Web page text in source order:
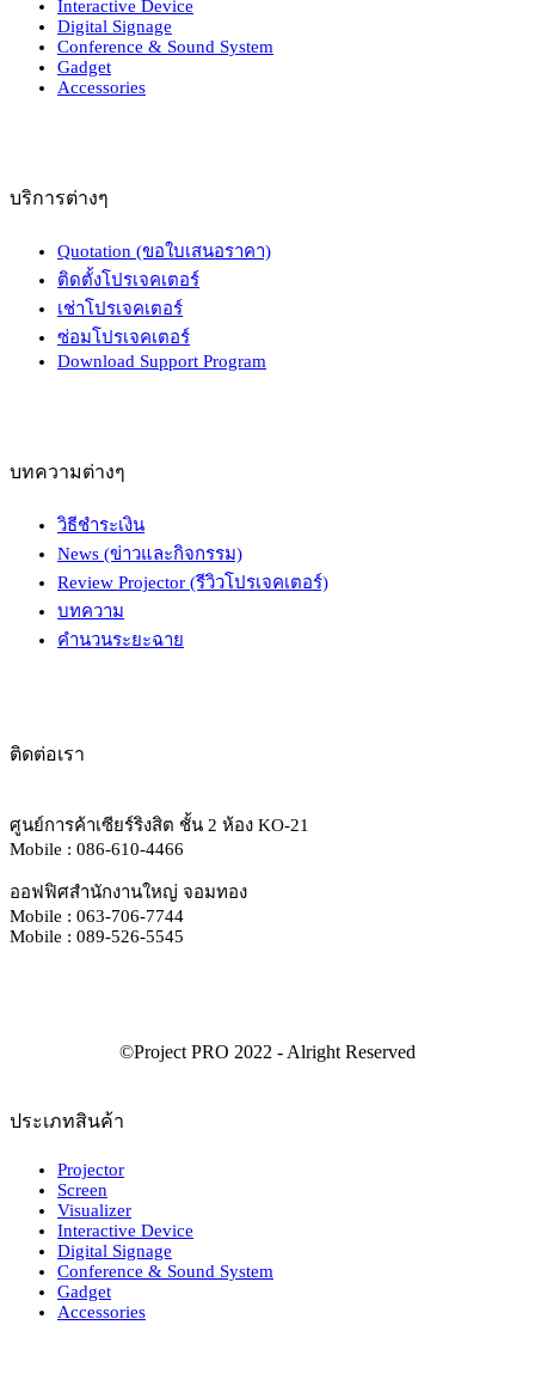
Interactive Device
Digital Signage
Conference & Sound System
Gadget
Accessories
บริการต่างๆ
Quotation (ขอใบเสนอราคา)
ติดตั้งโปรเจคเตอร์
เช่าโปรเจคเตอร์
ซ่อมโปรเจคเตอร์
Download Support Program
บทความต่างๆ
วิธีชำระเงิน
News (ข่าวและกิจกรรม)
Review Projector (รีวิวโปรเจคเตอร์)
บทความ
คำนวนระยะฉาย
ติดต่อเรา
ศูนย์การค้าเซียร์ริงสิต ชั้น 2 ห้อง KO-21
Mobile : 086-610-4466
ออฟฟิศสำนักงานใหญ่ จอมทอง
Mobile : 063-706-7744
Mobile : 089-526-5545
ประเภทสินค้า
Projector
Screen
Visualizer
Interactive Device
Digital Signage
Conference & Sound System
Gadget
Accessories